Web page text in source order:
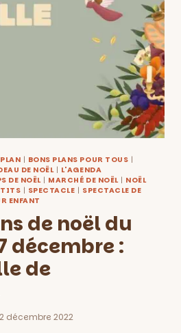
| BONS PLANS POUR TOUS |
DE NOËL| L'AGENDA
DE NOËL| MARCHÉ DE NOËL| NOËL
| SPECTACLE | SPECTACLE DE
ENFANT
de noël du
décembre :
de
décembre 2022